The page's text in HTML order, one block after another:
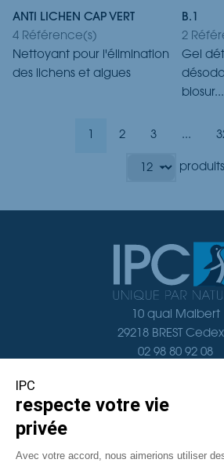
ANTI LICHEN CAP VERT
4 Référence(s)
Nettoyant pour l'élimination
des lichens et algues
B.1
2
Gel
biosur...
1 2 3 ...
produits
10 quai Malbert
29218 BREST
02 98 80 92 08